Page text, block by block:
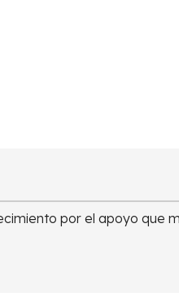
por el apoyo que